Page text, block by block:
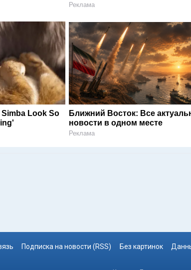
Реклама
Simba Look So
Ближний Восток: Все
новости в одном месте
Реклама
Подписка на новости (RSS) Без картинок